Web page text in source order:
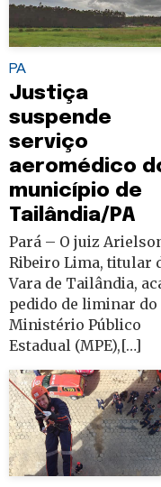
PA
Justiça
suspende
serviço
aeromédico
município de
Tailândia/PA
Pará – O juiz
Ribeiro Lima, titular
Vara de Tailândia,
pedido de liminar do
Ministério Público
Estadual (MPE),[…]